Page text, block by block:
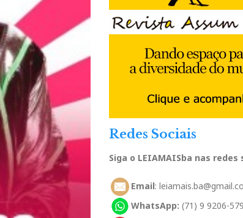
Redes Sociais
Siga o LEIAMAISba nas redes
Email:
WhatsApp: (71) 9 9206-